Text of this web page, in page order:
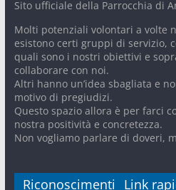
Sito ufficiale della Parrocchia di
Molti potenziali volontari a volte
esistono certi gruppi di servizio,
quali sono i nostri obiettivi e
collaborare con noi.
Altri hanno un’idea sbagliata e
motivo di pregiudizi.
Questo spazio allora è per farci
nostra positività e concretezza.
Non vogliamo parlare di doveri,
Riconoscimenti Link